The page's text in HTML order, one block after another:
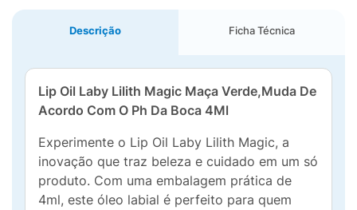
Descrição Ficha Técnica
Lip Oil Laby Lilith Magic Maça Verde,Muda De
Acordo Com O Ph Da Boca 4Ml
Experimente o Lip Oil Laby Lilith Magic, a
inovação que traz beleza e cuidado em um só
produto. Com uma embalagem prática de
4ml, este óleo labial é perfeito para quem